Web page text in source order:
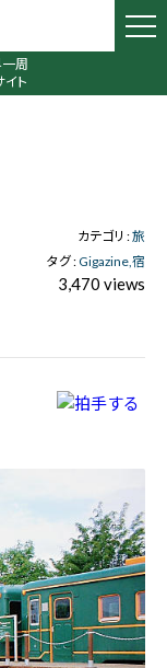
周
イト
カテゴリ :旅
タグ : Gigazine 宿
3,470 views